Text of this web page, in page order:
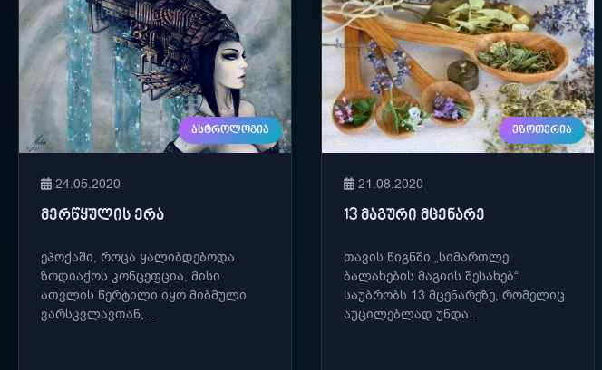
ᲐᲡᲢᲠᲝᲚᲝᲒᲘᲐ
24.05.2020
ᲛᲔᲠᲬᲧᲣᲚᲘᲡ ᲔᲠᲐ
ეპოქაში, როცა ყალიბდებოდა
ზოდიაქოს კონცეფცია, მისი
ათვლის წერტილი იყო მიბმული
ვარსკვლავთან,...
ᲔᲖᲝᲗᲔᲠᲘᲐ
21.08.2020
13 ᲛᲐᲒᲣᲠᲘ ᲛᲪᲔᲜᲐᲠᲔ
თავის წიგნში „სიმართლე
ბალახების მაგიის შესახებ“
საუბრობს 13 მცენარეზე, რომელიც
აუცილებლად უნდა...